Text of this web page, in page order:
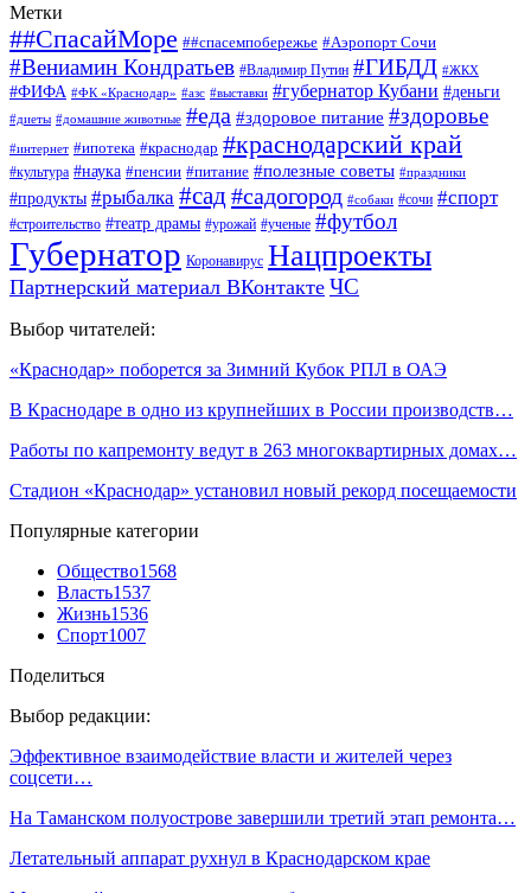
Метки
##СпасайМоре ##спасемпобережье #Аэропорт Сочи
#Вениамин Кондратьев #Владимир Путин #ГИБДД #ЖКХ
#ФИФА #ФК «Краснодар» #азс #выставки #губернатор Кубани #деньги
#диеты #домашние животные #еда #здоровое питание #здоровье
#интернет #ипотека #краснодар #краснодарский край
#культура #наука #пенсии #питание #полезные советы #праздники
#продукты #рыбалка #сад #садогород #собаки #сочи #спорт
#строительство #театр драмы #урожай #ученые #футбол
Губернатор Коронавирус Нацпроекты
Партнерский материал ВКонтакте ЧС
Выбор читателей:
«Краснодар» поборется за Зимний Кубок РПЛ в ОАЭ
В Краснодаре в одно из крупнейших в России производств…
Работы по капремонту ведут в 263 многоквартирных домах…
Стадион «Краснодар» установил новый рекорд посещаемости
Популярные категории
Общество1568
Власть1537
Жизнь1536
Спорт1007
Поделиться
Выбор редакции:
Эффективное взаимодействие власти и жителей через
соцсети…
На Таманском полуострове завершили третий этап ремонта…
Летательный аппарат рухнул в Краснодарском крае